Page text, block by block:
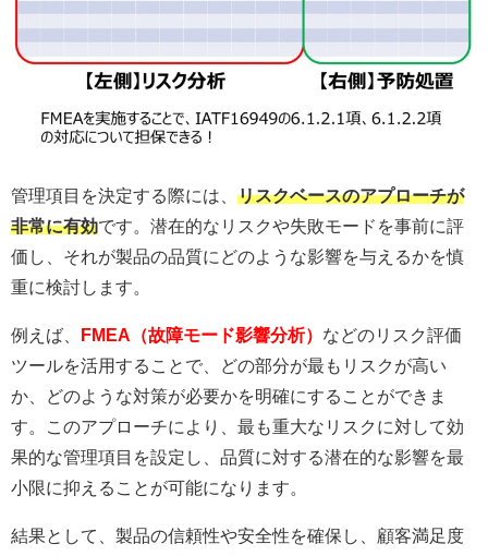
管理項目を決定する際には、 リスクベースのアプローチが
非常に有効です。潜在的なリスクや失敗モードを事前に評
価し、それが製品の品質にどのような影響を与えるかを慎
重に検討します。
例えば、 FMEA（故障モード影響分析） などのリスク評価
ツールを活用することで、どの部分が最もリスクが高い
か、どのような対策が必要かを明確にすることができま
す。このアプローチにより、最も重大なリスクに対して効
果的な管理項目を設定し、品質に対する潜在的な影響を最
小限に抑えることが可能になります。
結果として、製品の信頼性や安全性を確保し、顧客満足度